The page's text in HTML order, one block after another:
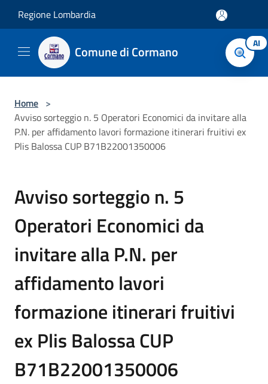
Regione Lombardia
Comune di Cormano AI
Home >
Avviso sorteggio n. 5 Operatori Economici da invitare alla
P.N. per affidamento lavori formazione itinerari fruitivi ex
Plis Balossa CUP B71B22001350006
Avviso sorteggio n. 5
Operatori Economici da
invitare alla P.N. per
affidamento lavori
formazione itinerari fruitivi
ex Plis Balossa CUP
B71B22001350006